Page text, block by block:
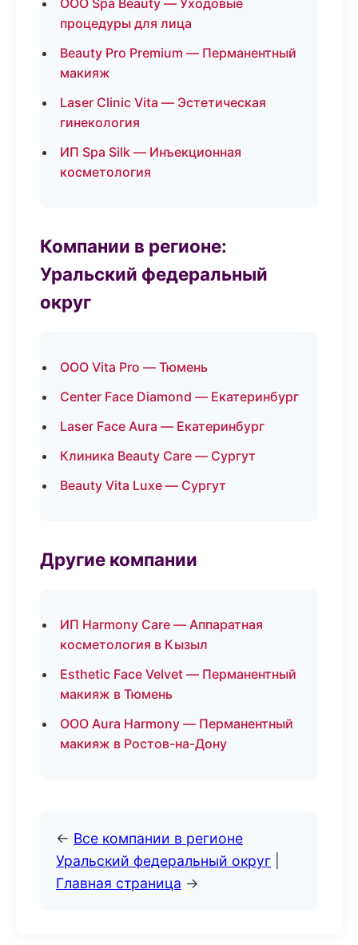
ООО Spa Beauty — Уходовые
процедуры для лица
Beauty Pro Premium — Перманентный
макияж
Laser Clinic Vita — Эстетическая
гинекология
ИП Spa Silk — Инъекционная
косметология
Компании в регионе:
Уральский федеральный
округ
ООО Vita Pro — Тюмень
Center Face Diamond — Екатеринбург
Laser Face Aura — Екатеринбург
Клиника Beauty Care — Сургут
Beauty Vita Luxe — Сургут
Другие компании
ИП Harmony Care — Аппаратная
косметология в Кызыл
Esthetic Face Velvet — Перманентный
макияж в Тюмень
ООО Aura Harmony — Перманентный
макияж в Ростов-на-Дону
← Все компании в регионе
Уральский федеральный округ
Главная страница →